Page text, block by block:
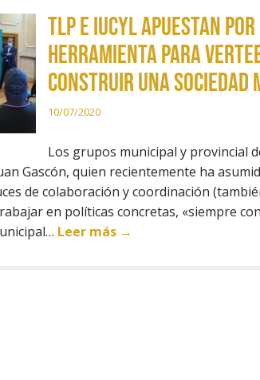
TLP e IUCyL apuestan
herramienta para
construir una sociedad
10/07/2020
Los grupos municipal y provincial
Gascón, quien recientemente ha
de colaboración y coordinación
en políticas concretas, «siempre
Leer más →